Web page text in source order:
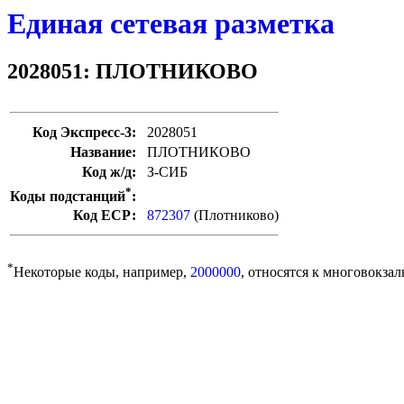
Единая сетевая разметка
2028051: ПЛОТНИКОВО
Код Экспресс-3:
2028051
Название:
ПЛОТНИКОВО
Код ж/д:
З-СИБ
Коды подстанций*:
Код ЕСР:
872307 (Плотниково)
*Некоторые коды, например, 2000000, относятся к